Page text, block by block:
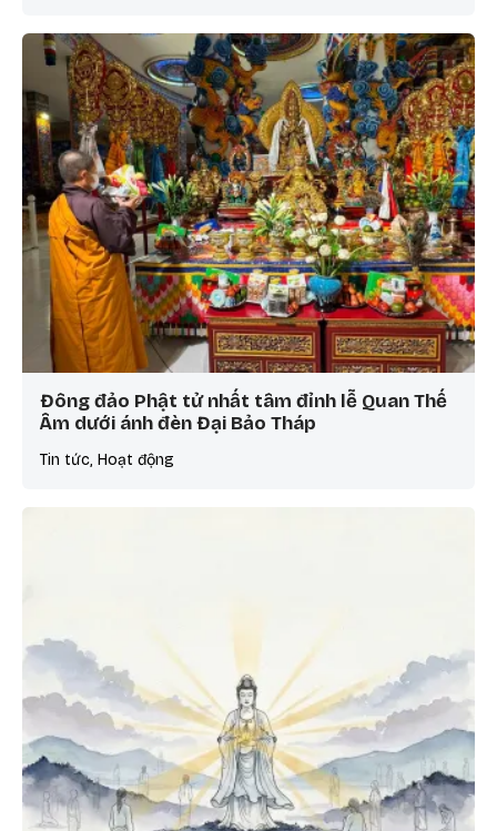
Đông đảo Phật tử nhất tâm đỉnh lễ Quan Thế
Âm dưới ánh đèn Đại Bảo Tháp
Tin tức, Hoạt động